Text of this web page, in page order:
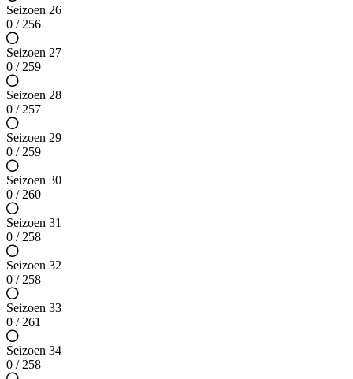
Seizoen 26
0 / 256
Seizoen 27
0 / 259
Seizoen 28
0 / 257
Seizoen 29
0 / 259
Seizoen 30
0 / 260
Seizoen 31
0 / 258
Seizoen 32
0 / 258
Seizoen 33
0 / 261
Seizoen 34
0 / 258